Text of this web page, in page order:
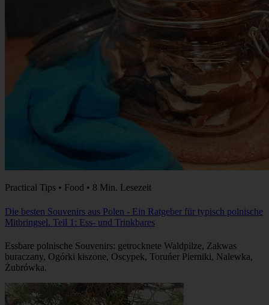
Practical Tips • Food • 8 Min. Lesezeit
Die besten Souvenirs aus Polen - Ein Ratgeber für typisch polnische
Mitbringsel. Teil 1: Ess- und Trinkbares
Essbare polnische Souvenirs: getrocknete Waldpilze, Zakwas
buraczany, Ogórki kiszone, Oscypek, Toruńer Pierniki, Nalewka,
Żubrówka.